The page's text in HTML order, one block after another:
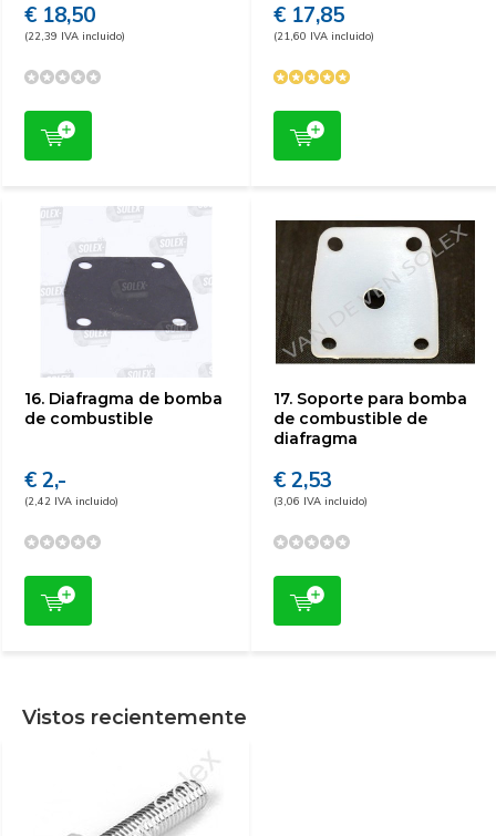
€ 18,50
(22,39 IVA incluido)
€ 17,85
(21,60 IVA incluido)
16. Diafragma de bomba
de combustible
€ 2,-
(2,42 IVA incluido)
17. Soporte para bomba
de combustible de
diafragma
€ 2,53
(3,06 IVA incluido)
Vistos recientemente